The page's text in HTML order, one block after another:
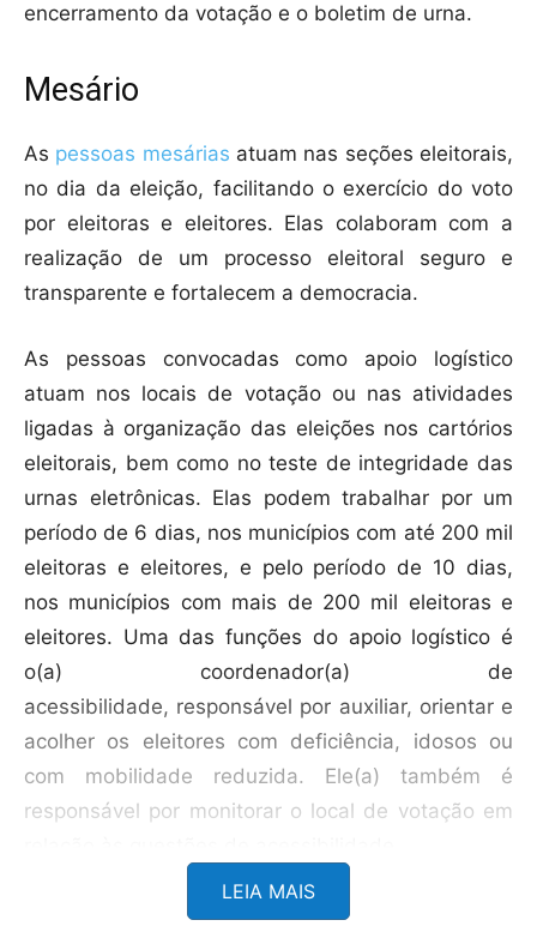
encerramento da votação e o boletim de urna.
Mesário
As pessoas mesárias atuam nas seções eleitorais,
no dia da eleição, facilitando o exercício do voto
por eleitoras e eleitores. Elas colaboram com a
realização de um processo eleitoral seguro e
transparente e fortalecem a democracia.
As pessoas convocadas como apoio logístico
atuam nos locais de votação ou nas atividades
ligadas à organização das eleições nos cartórios
eleitorais, bem como no teste de integridade das
urnas eletrônicas. Elas podem trabalhar por um
período de 6 dias, nos municípios com até 200 mil
eleitoras e eleitores, e pelo período de 10 dias,
nos municípios com mais de 200 mil eleitoras e
eleitores. Uma das funções do apoio logístico é
o(a) coordenador(a) de
acessibilidade, responsável por auxiliar, orientar e
acolher os eleitores com deficiência, idosos ou
com mobilidade reduzida. Ele(a) também é
responsável por monitorar o local de votação em
Em Minas Gerais, são necessárias cerca de 209
LEIA MAIS